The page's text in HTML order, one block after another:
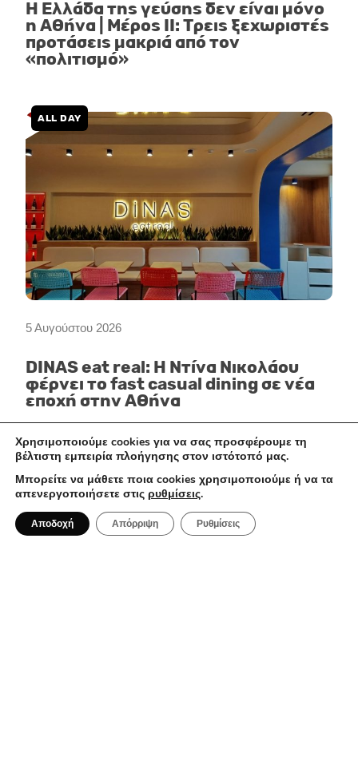
Η Ελλάδα της γεύσης δεν είναι μόνο
η Αθήνα | Μέρος II: Τρεις ξεχωριστές
προτάσεις μακριά από τον
«πολιτισμό»
5 Αυγούστου 2026
ALL DAY
DINAS eat real: Η Ντίνα Νικολάου
φέρνει το fast casual dining σε νέα
εποχή στην Αθήνα
ΞΕΝΟΔΟΧΕΊΑ
Χρησιμοποιούμε cookies για να σας προσφέρουμε τη
βέλτιστη εμπειρία πλοήγησης στον ιστότοπό μας.
Μπορείτε να μάθετε ποια cookies χρησιμοποιούμε ή να τα
απενεργοποιήσετε στις ρυθμίσεις.
Αποδοχή Απόρριψη Ρυθμίσεις